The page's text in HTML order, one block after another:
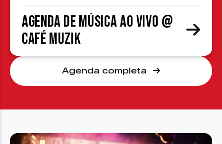
Agenda de Música ao Vivo @
Café Muzik
Agenda completa